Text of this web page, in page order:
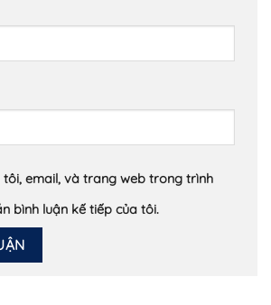
tôi, email, và trang web trong trình
bình luận kế tiếp của tôi.